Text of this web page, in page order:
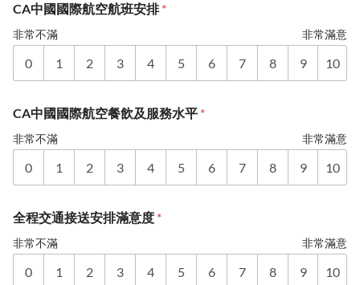
CA中國國際航空航班安排*
非常不滿 非常滿意
0 1 2 3 4 5 6 7 8 9 10
CA中國國際航空餐飲及服務水平 *
非常不滿 非常滿意
0 1 2 3 4 5 6 7 8 9 10
全程交通接送安排滿意度 *
非常不滿 非常滿意
0 1 2 3 4 5 6 7 8 9 10